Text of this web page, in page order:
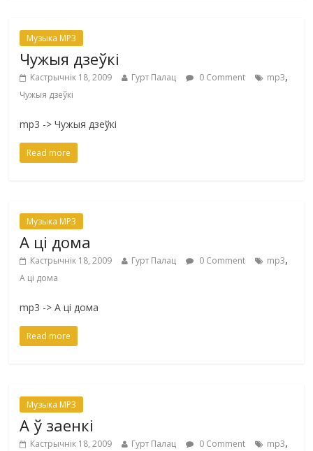
Музыка MP3
Чужыя дзеўкі
Кастрычнік 18, 2009 Гурт Палац 0 Comment mp3,
Чужыя дзеўкі
mp3 -> Чужыя дзеўкі
Read more
Музыка MP3
А ці дома
Кастрычнік 18, 2009 Гурт Палац 0 Comment mp3,
А ці дома
mp3 -> А ці дома
Read more
Музыка MP3
А ў заенкі
Кастрычнік 18, 2009 Гурт Палац 0 Comment mp3,